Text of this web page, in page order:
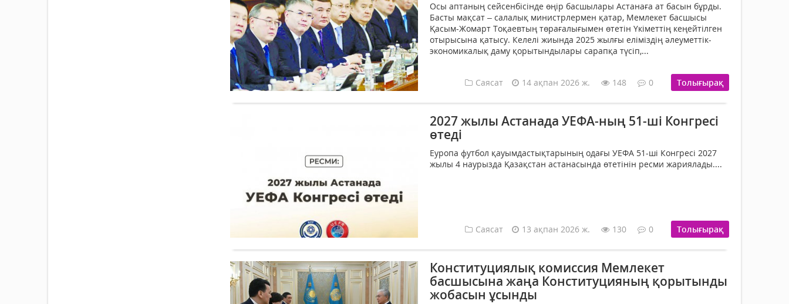
Осы аптаның сейсенбісінде өңір басшылары Астанаға ат басын бұрды.
Басты мақсат – салалық министрлермен қатар, Мемлекет басшысы
Қасым-Жомарт Тоқаевтың төрағалығымен өтетін Үкіметтің кеңейтілген
отырысына қатысу. Келелі жиында 2025 жылғы еліміздің әлеуметтік-
экономикалық даму қорытындылары сарапқа түсіп,...
Саясат 14 ақпан 2026 ж. 148 0 Толығырақ
2027 жылы Астанада УЕФА-ның 51-ші Конгресі
өтеді
Еуропа футбол қауымдастықтарының одағы УЕФА 51-ші Конгресі 2027
жылы 4 наурызда Қазақстан астанасында өтетінін ресми жариялады....
Саясат 13 ақпан 2026 ж. 130 0 Толығырақ
Конституциялық комиссия Мемлекет
басшысына жаңа Конституцияның қорытынды
жобасын ұсынды